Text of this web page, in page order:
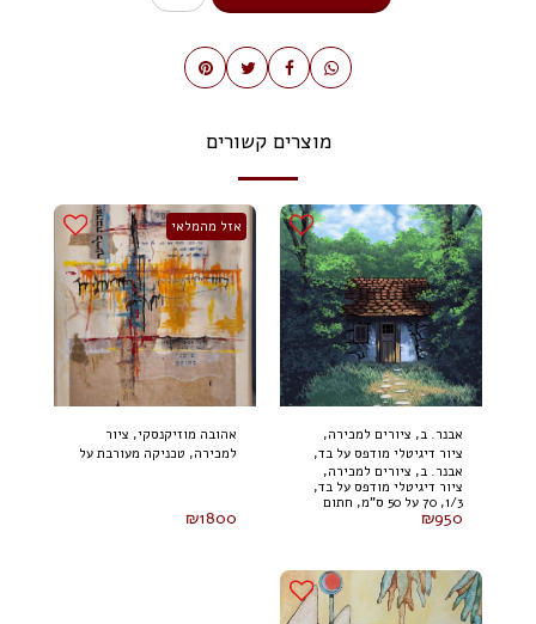
מוצרים קשורים
אבנר. ב, ציורים למכירה,
ציור דיגיטלי מודפס על בד,
1/3, 70 על 50 ס"מ, חתום
אבנר. ב, ציורים למכירה,
ציור דיגיטלי מודפס על בד,
1/3, 70 על 50 ס"מ, חתום
₪950
אזל מהמלאי
אהובה מוזיקנסקי, ציור
למכירה, טכניקה מעורבת על
₪1800